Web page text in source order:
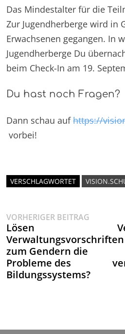
Das Mindestalter für die
Zur Jugendherberge wird in
Erwachsenen gegangen. In
Jugendherberge Du
beim Check-In am 19.
Du hast noch Fragen?
Dann schau aufhttps://
vorbei!
VERSCHLAGWORTET
VORHERIGER BEITRAG
Beitrag:
Lösen
Verwaltungsvorschriften
zum Gendern die
Probleme des
Bildungssystems?